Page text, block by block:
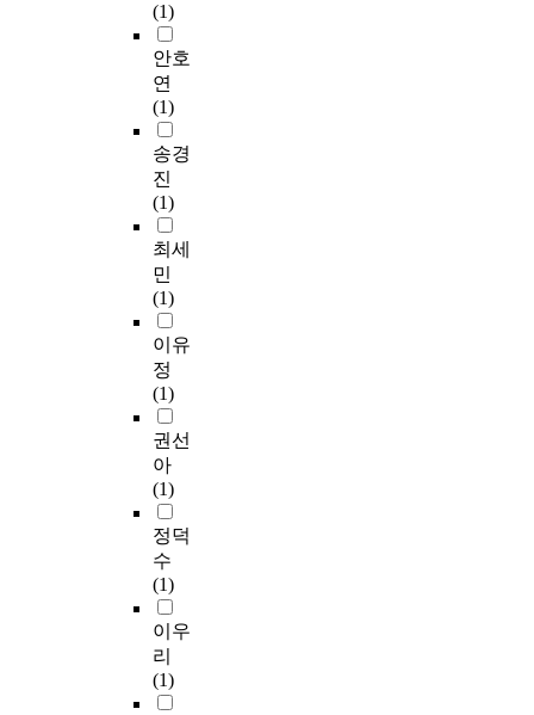
(1)
안호
연
(1)
송경
진
(1)
최세
민
(1)
이유
정
(1)
권선
아
(1)
정덕
수
(1)
이우
리
(1)